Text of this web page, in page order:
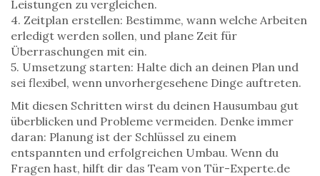
Leistungen zu vergleichen.
4. Zeitplan erstellen: Bestimme, wann welche Arbeiten
erledigt werden sollen, und plane Zeit für
Überraschungen mit ein.
5. Umsetzung starten: Halte dich an deinen Plan und
sei flexibel, wenn unvorhergesehene Dinge auftreten.
Mit diesen Schritten wirst du deinen Hausumbau gut
überblicken und Probleme vermeiden. Denke immer
daran: Planung ist der Schlüssel zu einem
entspannten und erfolgreichen Umbau. Wenn du
Fragen hast, hilft dir das Team von Tür-Experte.de